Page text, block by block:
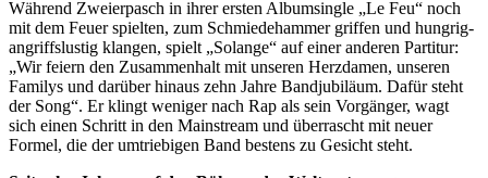
Während Zweierpasch in ihrer ersten Albumsingle „Le Feu“ noch
mit dem Feuer spielten, zum Schmiedehammer griffen und hungrig-
angriffslustig klangen, spielt „Solange“ auf einer anderen Partitur:
„Wir feiern den Zusammenhalt mit unseren Herzdamen, unseren
Familys und darüber hinaus zehn Jahre Bandjubiläum. Dafür steht
der Song“. Er klingt weniger nach Rap als sein Vorgänger, wagt
sich einen Schritt in den Mainstream und überrascht mit neuer
Formel, die der umtriebigen Band bestens zu Gesicht steht.